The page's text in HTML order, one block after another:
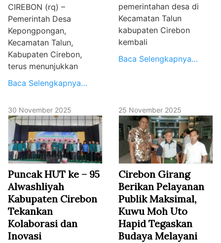
CIREBON (rq) –
Pemerintah Desa
Kepongpongan,
Kecamatan Talun,
Kabupaten Cirebon,
terus menunjukkan
Baca Selengkapnya…
pemerintahan desa di
Kecamatan Talun
kabupaten Cirebon
kembali
Baca Selengkapnya…
30 November 2025
Puncak HUT ke – 95
Alwashliyah
Kabupaten Cirebon
Tekankan
Kolaborasi dan
Inovasi
25 November 2025
Cirebon Girang
Berikan Pelayanan
Publik Maksimal,
Kuwu Moh Uto
Hapid Tegaskan
Budaya Melayani